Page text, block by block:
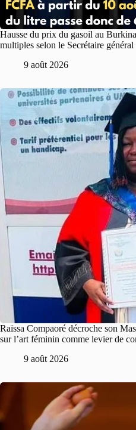
Hausse du prix du gasoil au
multiples selon le Secrétaire
9 août 2026
Raïssa Compaoré décroche son
sur l’art féminin comme levier de
9 août 2026